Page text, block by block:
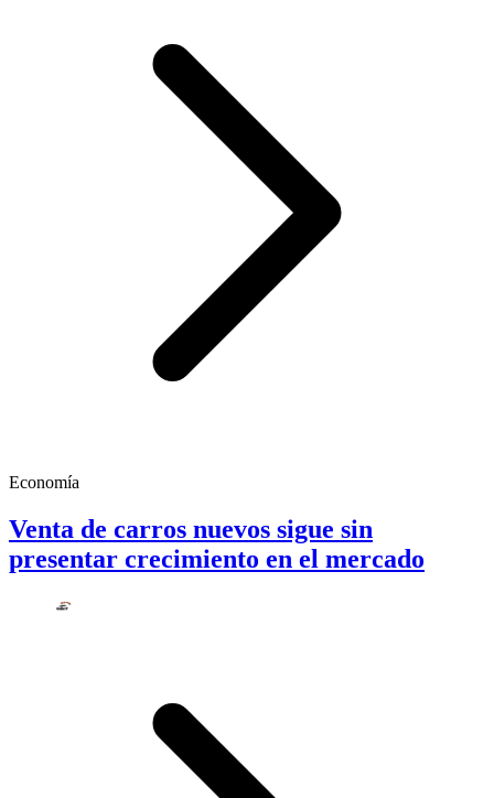
Economía
Venta de carros nuevos sigue sin
presentar crecimiento en el mercado